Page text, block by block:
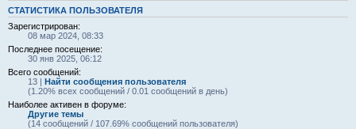
СТАТИСТИКА ПОЛЬЗОВАТЕЛЯ
Зарегистрирован:
08 мар 2024, 08:33
Последнее посещение:
30 янв 2025, 06:12
Всего сообщений:
13 | Найти сообщения пользователя
(1.20% всех сообщений / 0.01 сообщений в день)
Наиболее активен в форуме:
Другие темы
(14 сообщений / 107.69% сообщений пользователя)